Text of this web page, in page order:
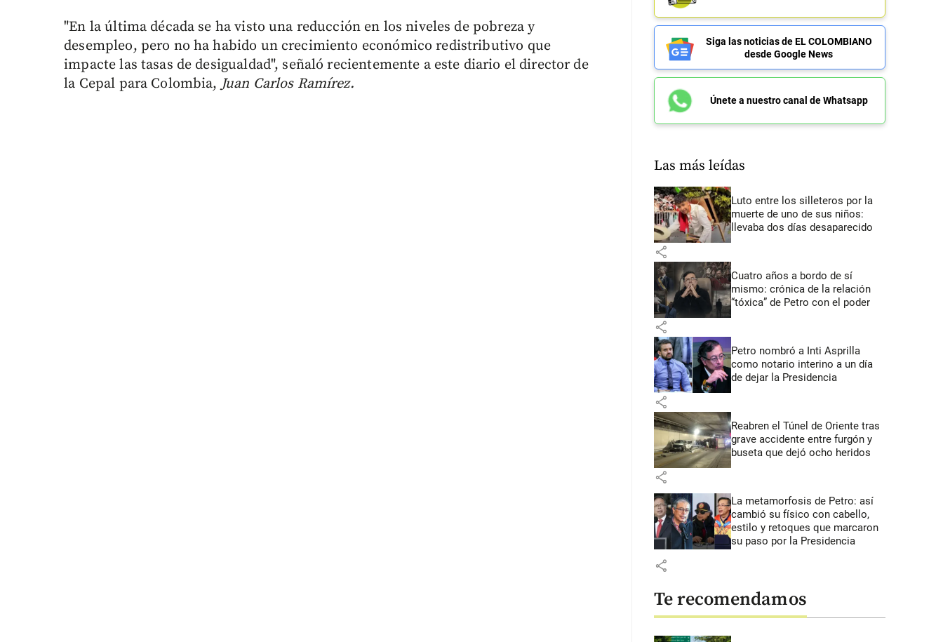
"En la última década se ha visto una reducción en los niveles de pobreza y
desempleo, pero no ha habido un crecimiento económico redistributivo que
impacte las tasas de desigualdad", señaló recientemente a este diario el director de
la Cepal para Colombia,Juan Carlos Ramírez.
Siga las noticias de EL COLOMBIANO
desde Google News
Únete a nuestro canal de Whatsapp
Las más leídas
Luto entre los silleteros por la
muerte de uno de sus niños:
llevaba dos días desaparecido
share
Cuatro años a bordo de sí
mismo: crónica de la relación
“tóxica” de Petro con el poder
share
Petro nombró a Inti Asprilla
como notario interino a un día
de dejar la Presidencia
share
Reabren el Túnel de Oriente tras
grave accidente entre furgón y
buseta que dejó ocho heridos
share
La metamorfosis de Petro: así
cambió su físico con cabello,
estilo y retoques que marcaron
su paso por la Presidencia
share
Te recomendamos